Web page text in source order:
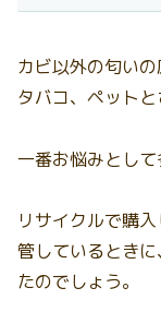
カビ以外の匂いの
タバコ、ペットと
一番お悩みとして
リサイクルで購
管しているとき
たのでしょう。